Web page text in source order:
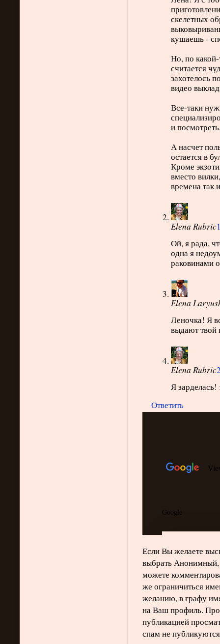
скелетных
кушаешь -
Но, по
считается
захотелось
видео
Все-таки
и
А насчет
остается в
Кроме
вместо
времена так
Elena Rubric
Ой, я рада,
одна я
раковинами
Elena
Леночка! Я
выдают твой
Elena Rubric
Я зарделась!
Ответить
Если Вы желаете
выбрать Анонимный,
можете
же ограничиться
желанию, в графу
на Ваш профиль.
публикацией
спам не